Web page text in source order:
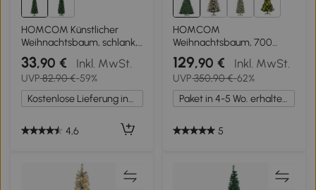
HOMCOM Künstlicher
Weihnachtsbaum, schlank,
Tannenzapfen,
flammenhemmend, 54 x
195 cm, Grün
33,90 € Inkl. MwSt.
UVP82,90 €-59%
Kostenlose Lieferung innerhalb Deutschlands
4,6
HOMCOM
Weihnachtsbaum, 700
warmweiße LEDs, 2154
Zweige, flammhemmend,
Kunststoff/Metall, 210 x 142
cm, Grün
129,90 € Inkl. MwSt.
UVP350,90 €-62%
Paket in 4-5 Wo. erhalten.
5